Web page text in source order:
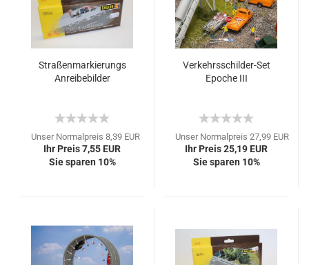
Straßenmarkierungs
Anreibebilder
Unser Normalpreis 8,39 EUR
Ihr Preis 7,55 EUR
Sie sparen 10%
Verkehrsschilder-Set
Epoche III
Unser Normalpreis 27,99 EUR
Ihr Preis 25,19 EUR
Sie sparen 10%